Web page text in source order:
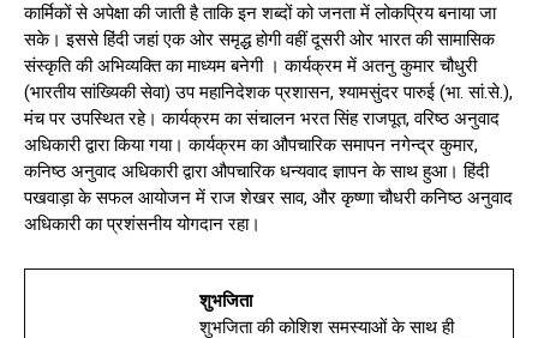
कार्मिकों से अपेक्षा की जाती है ताकि इन शब्दों को जनता में लोकप्रिय बनाया जा
सके। इससे हिंदी जहां एक ओर समृद्ध होगी वहीं दूसरी ओर भारत की सामासिक
संस्कृति की अभिव्यक्ति का माध्यम बनेगी । कार्यक्रम में अतनु कुमार चौधुरी
(भारतीय सांख्यिकी सेवा) उप महानिदेशक प्रशासन, श्यामसुंदर पारुई (भा. सां.से.),
मंच पर उपस्थित रहे। कार्यक्रम का संचालन भरत सिंह राजपूत, वरिष्ठ अनुवाद
अधिकारी द्वारा किया गया। कार्यक्रम का औपचारिक समापन नगेन्द्र कुमार,
कनिष्ठ अनुवाद अधिकारी द्वारा औपचारिक धन्यवाद ज्ञापन के साथ हुआ। हिंदी
पखवाड़ा के सफल आयोजन में राज शेखर साव, और कृष्णा चौधरी कनिष्ठ अनुवाद
अधिकारी का प्रशंसनीय योगदान रहा।
शुभजिता
शुभजिता की कोशिश समस्याओं के साथ ही